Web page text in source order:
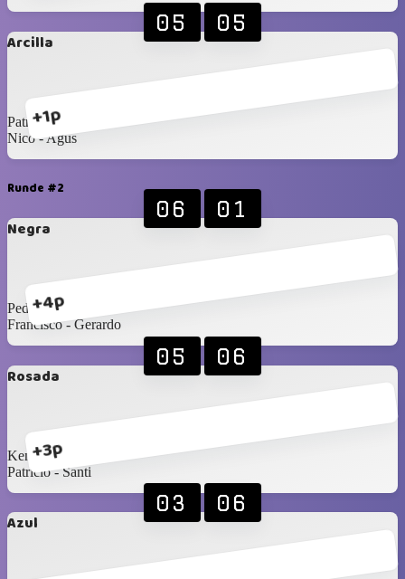
Arcilla
+1p
05 05
Patricio - Santi
Nico - Agus
Runde #2
Negra
+4p
06 01
Pedro - Rodrigo
Francisco ‐ Gerardo
Rosada
+3p
05 06
Kenneth - Hernan
Patricio - Santi
Azul
03 06